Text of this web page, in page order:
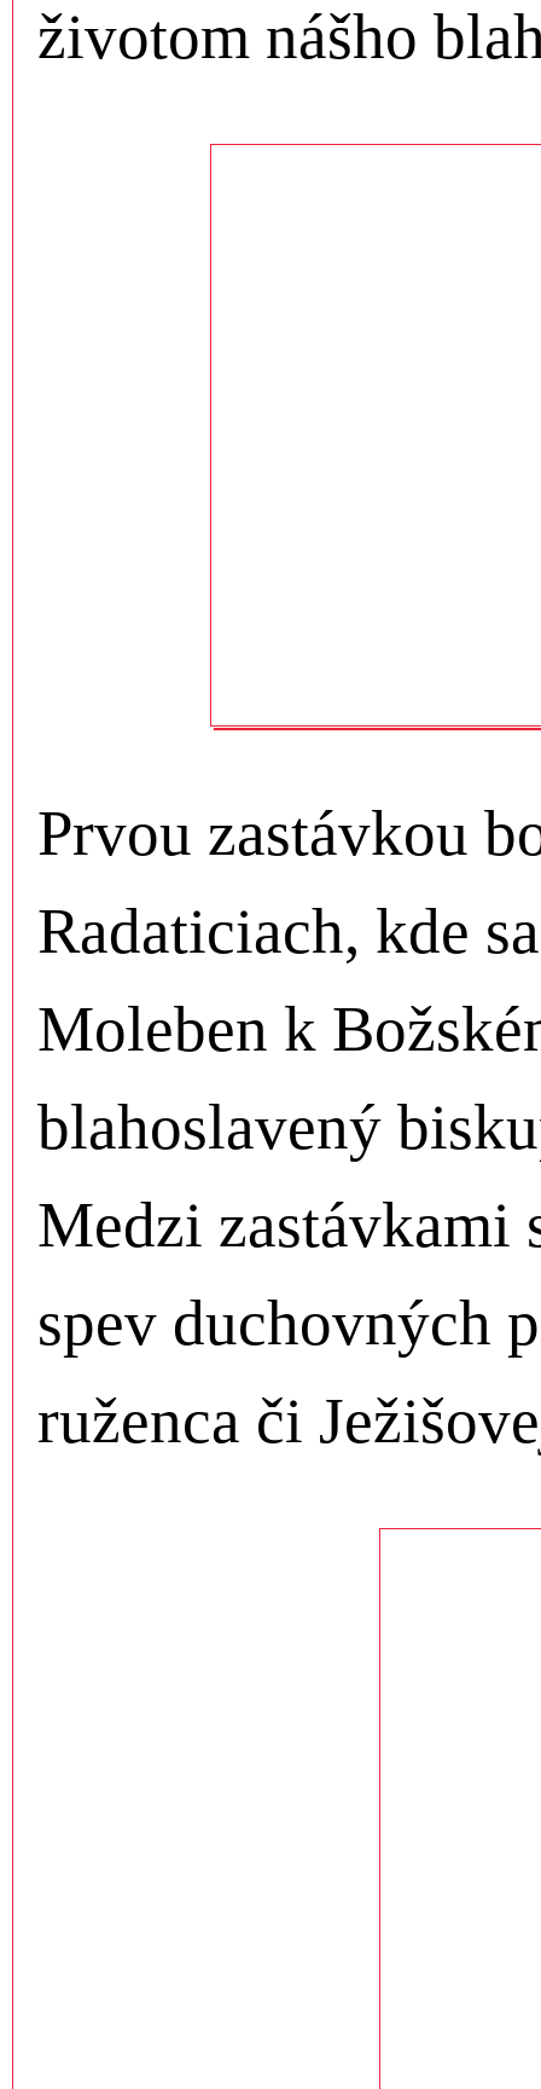
životom nášho
Prvou zastávkou
Radaticiach, kde
Moleben k
blahoslavený
Medzi zastávkami
spev duchovných
ruženca či